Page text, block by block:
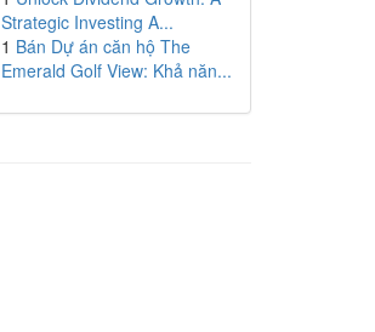
Strategic Investing A...
1 Bán Dự án căn hộ The
Emerald Golf View: Khả năn...